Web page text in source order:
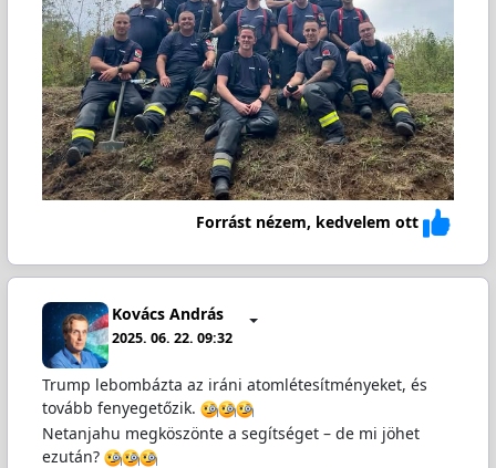
Forrást nézem, kedvelem ott
Kovács András
2025. 06. 22. 09:32
Trump lebombázta az iráni atomlétesítményeket, és
tovább fenyegetőzik.
Netanjahu megköszönte a segítséget – de mi jöhet
ezután?